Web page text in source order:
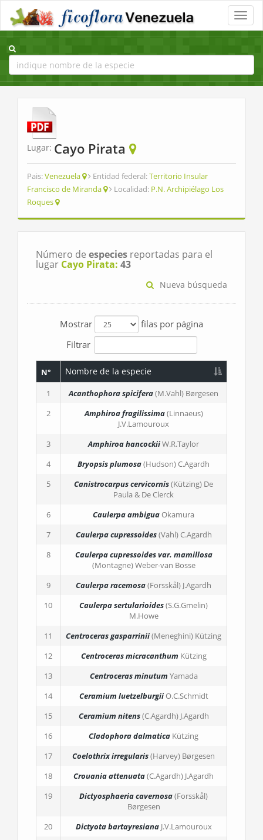
Toggle
Lugar: Cayo Pirata
Pais:Venezuela Entidad federal:Territorio Insular
Francisco de Miranda
Localidad: P.N. Archipiélago Los
Roques
Número de especies reportadas para el
lugar Cayo Pirata: 43
Nueva búsqueda
Mostrar
filas por página
Filtrar
N° Nombre de la especie
1 Acanthophora spicifera(M.Vahl) Børgesen
2
Amphiroa fragilissima(Linnaeus)
J.V.Lamouroux
3
Amphiroa hancockiiW.R.Taylor
4
Bryopsis plumosa(Hudson) C.Agardh
5
Canistrocarpus cervicornis(Kützing) De
Paula & De Clerck
6
Caulerpa ambiguaOkamura
7
Caulerpa cupressoides(Vahl) C.Agardh
8
Caulerpa cupressoidesvar. mamillosa
(Montagne) Weber-van Bosse
9
Caulerpa racemosa(Forsskål) J.Agardh
10
Caulerpa sertularioides(S.G.Gmelin)
M.Howe
11
Centroceras gasparrinii(Meneghini) Kützing
12
Centroceras micracanthum Kützing
13
Centroceras minutum Yamada
14
Ceramium luetzelburgiiO.C.Schmidt
15
Ceramium nitens(C.Agardh) J.Agardh
16
Cladophora dalmatica Kützing
17
Coelothrix irregularis(Harvey) Børgesen
18
Crouania attenuata(C.Agardh) J.Agardh
19
Dictyosphaeria cavernosa(Forsskål)
Børgesen
20
Dictyota bartayresiana J.V.Lamouroux